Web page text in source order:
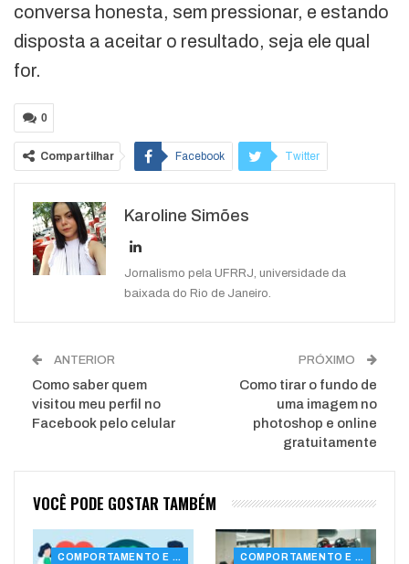
conversa honesta, sem pressionar, e estando
disposta a aceitar o resultado, seja ele qual
for.
0
Compartilhar Facebook Twitter
WhatsApp
Karoline Simões
Jornalismo pela UFRRJ, universidade da
baixada do Rio de Janeiro.
ANTERIOR
Como saber quem
visitou meu perfil no
Facebook pelo celular
PRÓXIMO
Como tirar o fundo de
uma imagem no
photoshop e online
gratuitamente
VOCÊ PODE GOSTAR TAMBÉM
COMPORTAMENTO E SAÚDE COMPORTAMENTO E SAÚDE